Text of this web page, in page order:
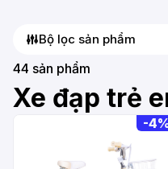
Bộ lọc sản phẩm
44 sản phẩm
Xe đạp trẻ
-